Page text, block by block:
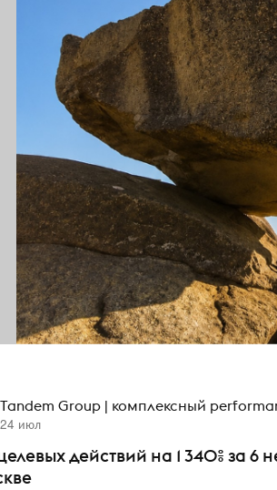
Tandem Group | комплексный
24 июл
действий на 1 340% за